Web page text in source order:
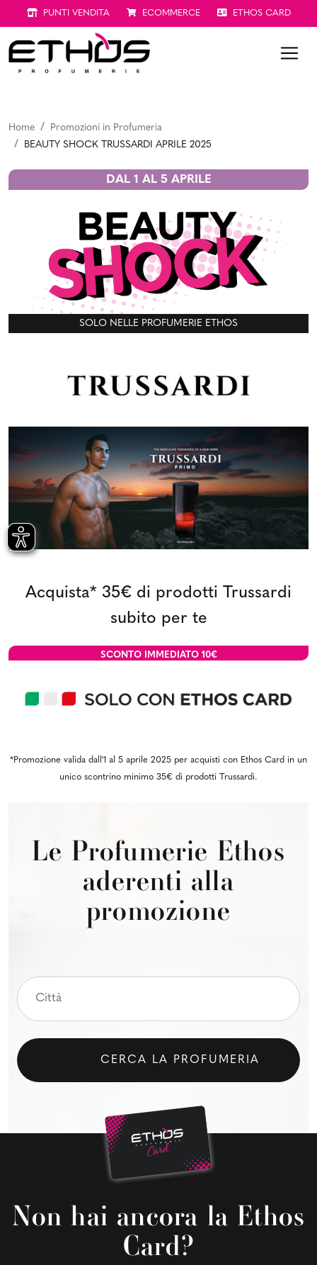
PUNTI VENDITA ECOMMERCE ETHOS CARD
Home
Promozioni in Profumeria
BEAUTY SHOCK TRUSSARDI APRILE 2025
DAL 1 AL 5 APRILE
SOLO NELLE PROFUMERIE ETHOS
Acquista* 35€ di prodotti Trussardi
subito per te
SCONTO IMMEDIATO 10€
*Promozione valida dall'1 al 5 aprile 2025 per acquisti con Ethos Card in un
unico scontrino minimo 35€ di prodotti Trussardi.
Le Profumerie Ethos
aderenti alla
promozione
CERCA LA PROFUMERIA
Non hai ancora la Ethos
Card?